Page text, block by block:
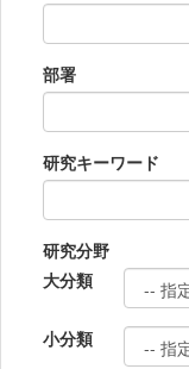
部署
研究キーワード
研究分野
大分類
小分類